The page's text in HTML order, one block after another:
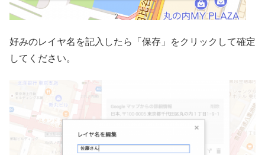
好みのレイヤ名を記入したら「保存」をクリックして確定
してください。